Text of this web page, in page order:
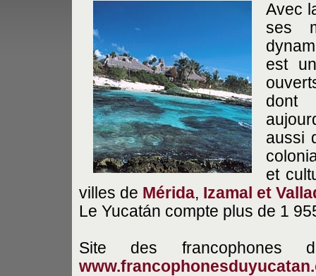
Avec
ses
est
dont
aussi
et
villes de Mérida, Izamal et
Le Yucatán compte plus de 1
Site des